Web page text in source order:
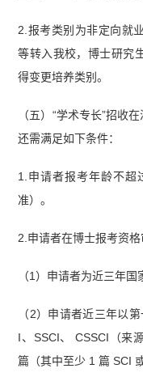
2.报考类别为非定向就
等转入我校，博士研究
得变更培养类别。
（五）“学术专长”招收
还需满足如下条件：
1.申请者报考年龄不超
准）。
2.申请者在博士报考资格
（1）申请者为近三年
（2）申请者近三年以
I、SSCI、 CSSCI（来
篇（其中至少 1 篇 SCI